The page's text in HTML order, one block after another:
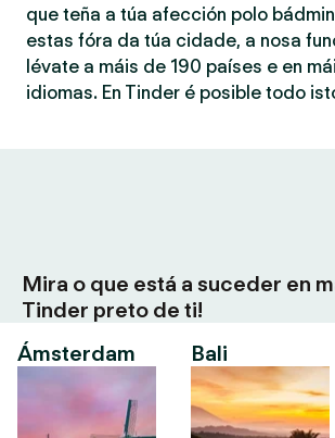
que teña a túa afección polo
estas fóra da túa cidade, a nosa
lévate a máis de 190 países e en
idiomas. En Tinder é posible todo
Mira o que está a suceder en
Tinder preto de ti!
Ámsterdam
Bali